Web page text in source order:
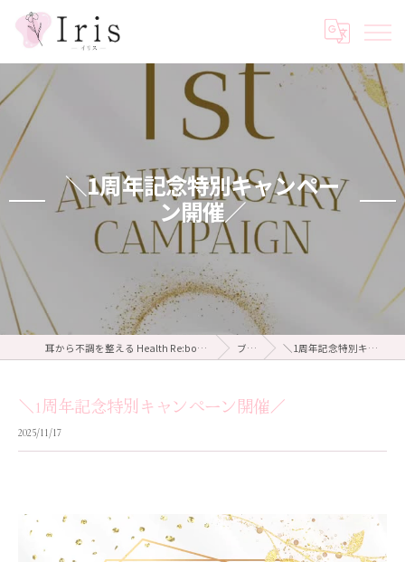
＼1周年記念特別キャンペー
ン開催／
耳から不調を整える Health Re:body salon Iris ～イリス～ ブログ ＼1周年記念特別キャンペーン開催／
＼1周年記念特別キャンペーン開催／
2025/11/17